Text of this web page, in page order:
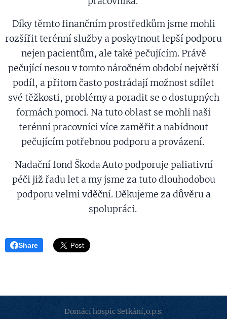
Díky těmto finančním prostředkům jsme mohli
rozšířit terénní služby a poskytnout lepší podporu
nejen pacientům, ale také pečujícím. Právě
pečující nesou v tomto náročném období největší
podíl, a přitom často postrádají možnost sdílet
své těžkosti, problémy a poradit se o dostupných
formách pomoci. Na tuto oblast se mohli naši
terénní pracovníci více zaměřit a nabídnout
pečujícím potřebnou podporu a provázení.
Nadační fond Škoda Auto podporuje paliativní
péči již řadu let a my jsme za tuto dlouhodobou
podporu velmi vděční. Děkujeme za důvěru a
spolupráci.
Share
Domácí hospic Setkání,o.p.s.